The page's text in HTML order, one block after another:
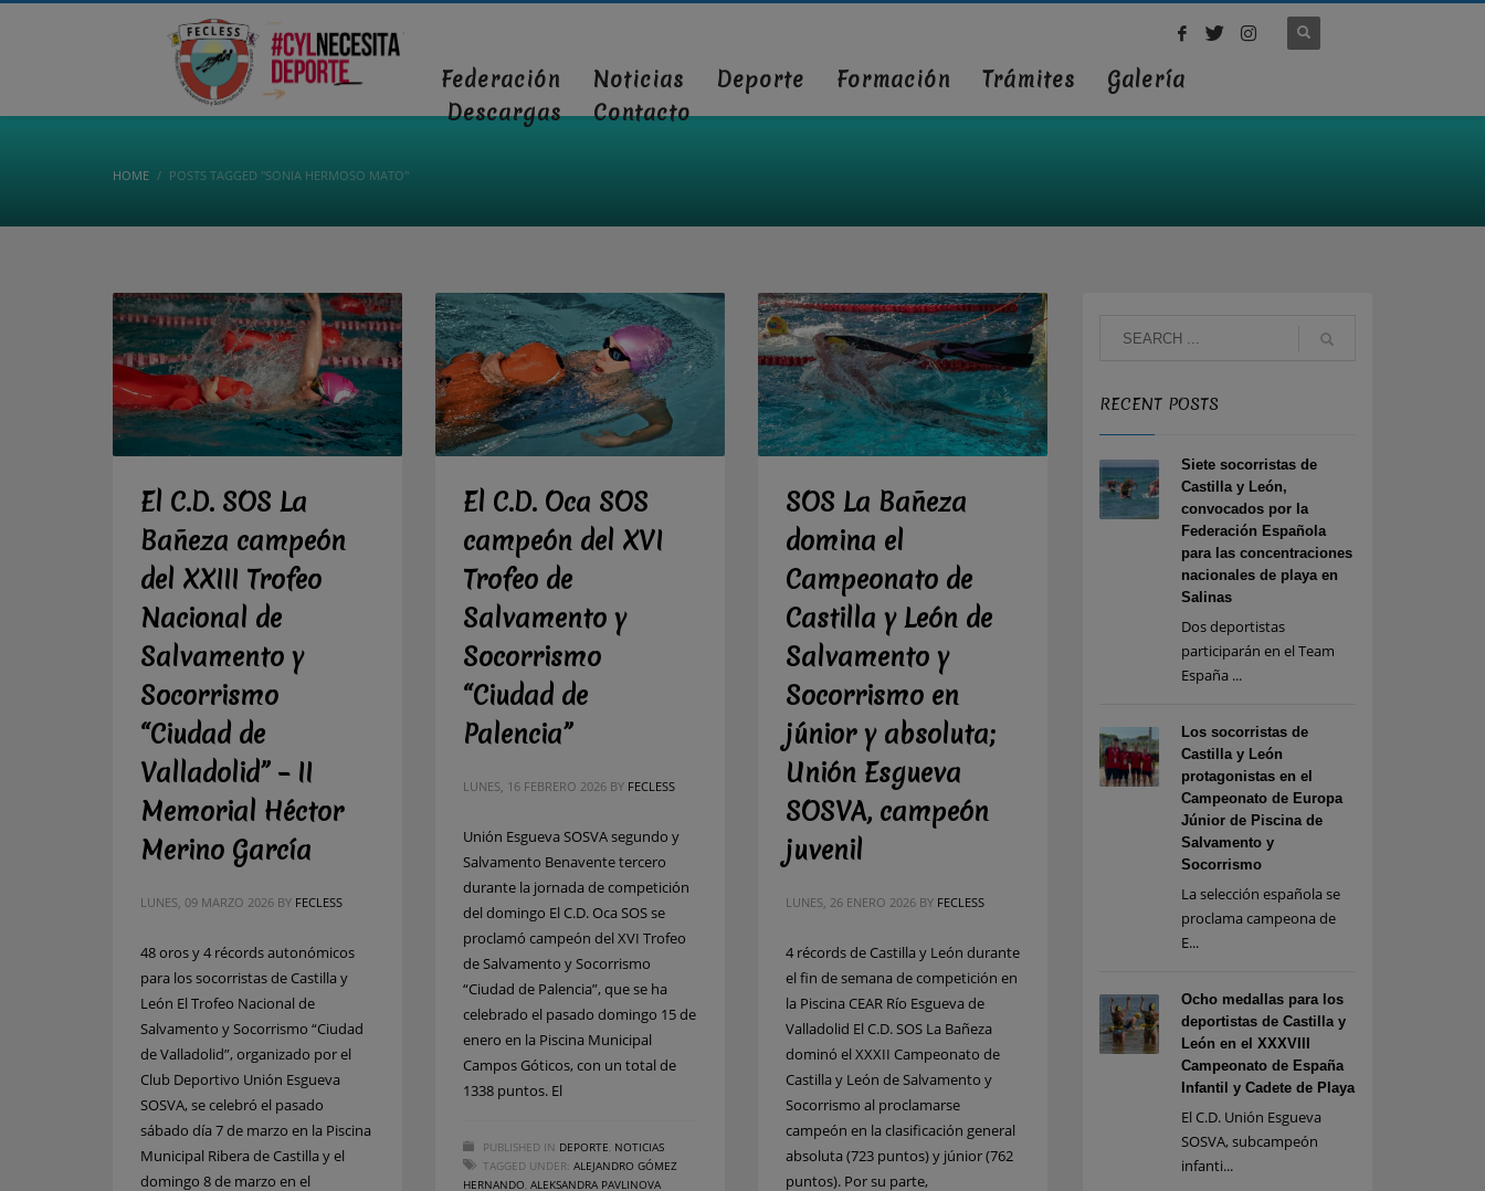
Federación Noticias Deporte Formación Trámites
Galería
Descargas
Contacto
HOME POSTS TAGGED "SONIA HERMOSO MATO"
El C.D. SOS La
Bañeza campeón
del XXIII Trofeo
Nacional de
Salvamento y
Socorrismo
“Ciudad de
Valladolid” – II
Memorial Héctor
Merino García
LUNES, 09 MARZO 2026 BY FECLESS
48 oros y 4 récords autonómicos
para los socorristas de Castilla y
León El Trofeo Nacional de
Salvamento y Socorrismo “Ciudad
de Valladolid”, organizado por el
Club Deportivo Unión Esgueva
SOSVA, se celebró el pasado
sábado día 7 de marzo en la Piscina
Municipal Ribera de Castilla y el
domingo 8 de marzo en el
El C.D. Oca SOS
campeón del XVI
Trofeo de
Salvamento y
Socorrismo
“Ciudad de
Palencia”
LUNES, 16 FEBRERO 2026 BY FECLESS
Unión Esgueva SOSVA segundo y
Salvamento Benavente tercero
durante la jornada de competición
del domingo El C.D. Oca SOS se
proclamó campeón del XVI Trofeo
de Salvamento y Socorrismo
“Ciudad de Palencia”, que se ha
celebrado el pasado domingo 15 de
enero en la Piscina Municipal
Campos Góticos, con un total de
1338 puntos. El
PUBLISHED IN DEPORTE, NOTICIAS
TAGGED UNDER: ALEJANDRO GÓMEZ
HERNANDO, ALEKSANDRA PAVLINOVA
SOS La Bañeza
domina el
Campeonato de
Castilla y León de
Salvamento y
Socorrismo en
júnior y absoluta;
Unión Esgueva
SOSVA, campeón
juvenil
LUNES, 26 ENERO 2026 BY FECLESS
4 récords de Castilla y León durante
el fin de semana de competición en
la Piscina CEAR Río Esgueva de
Valladolid El C.D. SOS La Bañeza
dominó el XXXII Campeonato de
Castilla y León de Salvamento y
Socorrismo al proclamarse
campeón en la clasificación general
absoluta (723 puntos) y júnior (762
puntos). Por su parte,
RECENT POSTS
Siete socorristas de
Castilla y León,
convocados por la
Federación Española
para las concentraciones
nacionales de playa en
Salinas
Dos deportistas
participarán en el Team
España ...
Los socorristas de
Castilla y León
protagonistas en el
Campeonato de Europa
Júnior de Piscina de
Salvamento y
Socorrismo
La selección española se
proclama campeona de
E...
Ocho medallas para los
deportistas de Castilla y
León en el XXXVIII
Campeonato de España
Infantil y Cadete de Playa
El C.D. Unión Esgueva
SOSVA, subcampeón
infanti...